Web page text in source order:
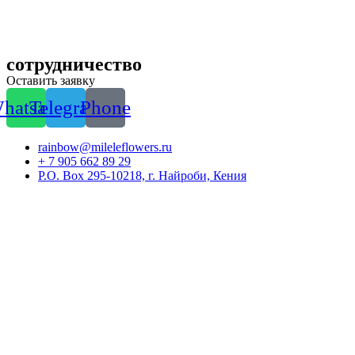
сотрудничество
Оставить заявку
TelegramPhone
rainbow@mileleflowers.ru
+ 7 905 662 89 29
P.O. Box 295-10218, г. Найроби, Кения